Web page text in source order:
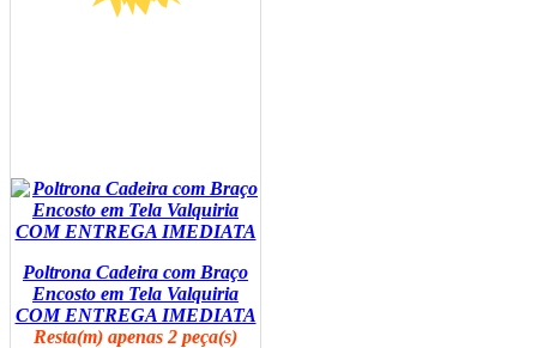
Poltrona Cadeira com Braço
Encosto em Tela Valquiria
COM ENTREGA IMEDIATA
Resta(m) apenas 2 peça(s)